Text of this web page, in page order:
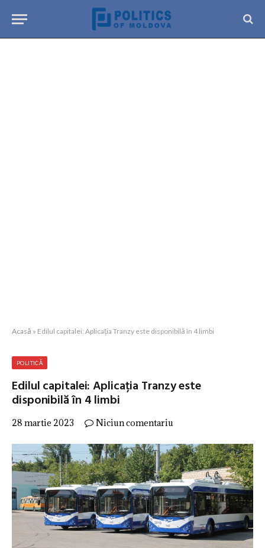
Acasă » Edilul capitalei: Aplicația Tranzy este disponibilă în 4 limbi
POLITICĂ
Edilul capitalei: Aplicația Tranzy este
disponibilă în 4 limbi
28 martie 2023 Niciun comentariu